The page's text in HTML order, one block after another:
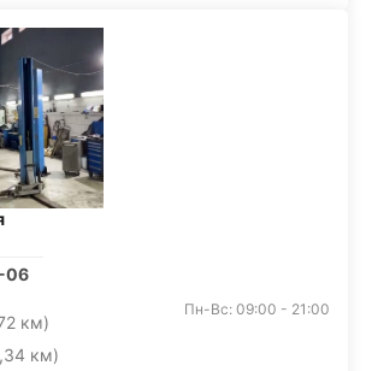
06
км)
км)
Пн-Вс: 09:00 - 21:00